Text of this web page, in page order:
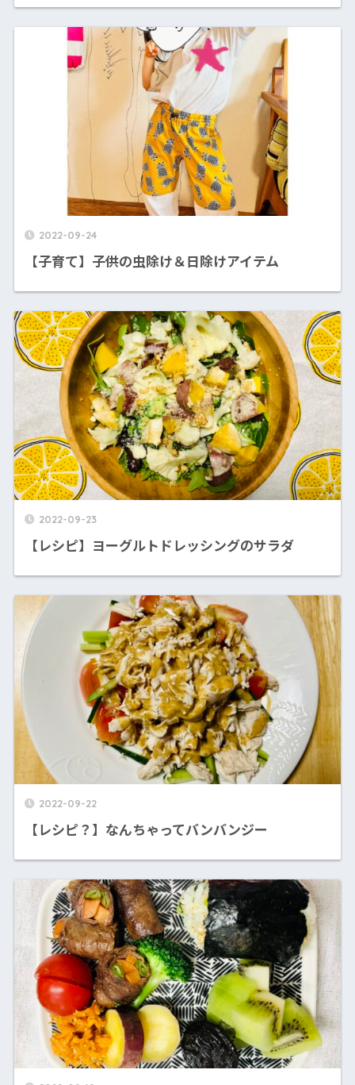
2022-09-24
【子育て】子供の虫除け＆日除けアイテム
2022-09-23
【レシピ】ヨーグルトドレッシングのサラダ
2022-09-22
【レシピ？】なんちゃってバンバンジー